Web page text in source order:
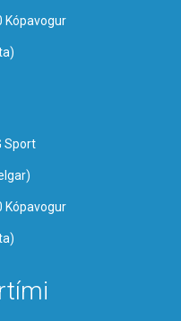
Kópavogur
Sport
Kópavogur